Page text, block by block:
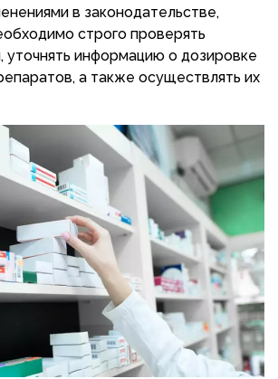
в законодательстве,
строго проверять
уточнять информацию о дозировке
а также осуществлять их